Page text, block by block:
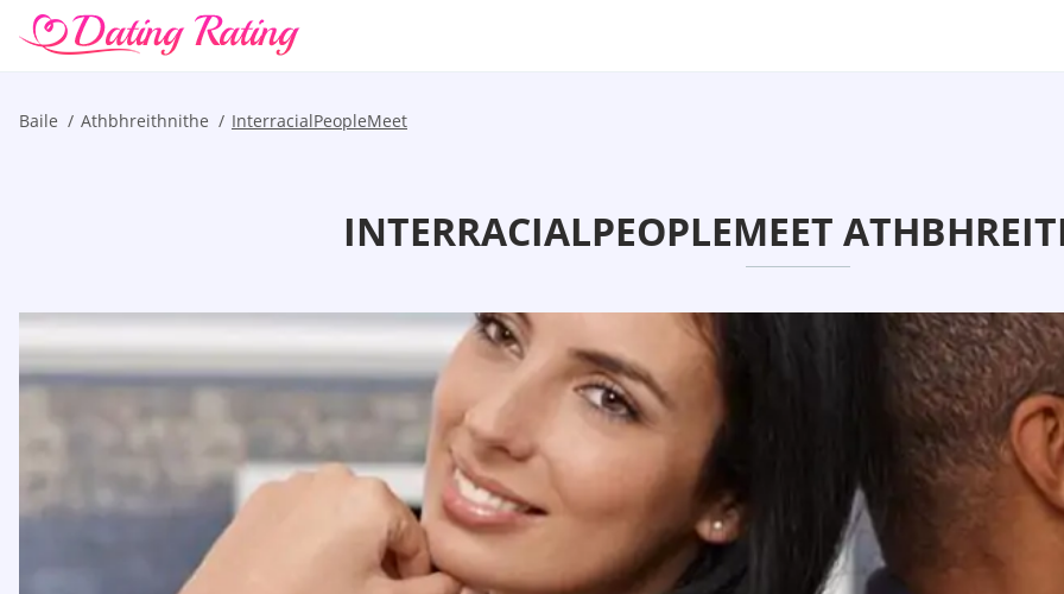
Baile Athbhreithnithe InterracialPeopleMeet
INTERRACIALPEOPLEMEET